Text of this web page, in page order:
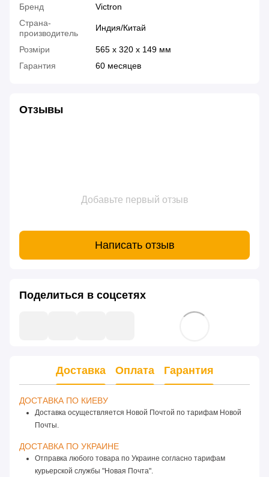
Бренд
Victron
Страна-
производитель
Индия/Китай
Розміри
565 x 320 x 149 мм
Гарантия
60 месяцев
Отзывы
Добавьте первый отзыв
Написать отзыв
Поделиться в соцсетях
Доставка Оплата Гарантия
ДОСТАВКА ПО КИЕВУ
Доставка осуществляется Новой Почтой по тарифам Новой
Почты.
ДОСТАВКА ПО УКРАИНЕ
Отправка любого товара по Украине согласно тарифам
курьерской службы "Новая Почта".